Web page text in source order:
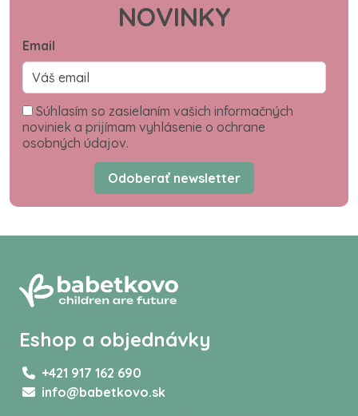
NOVINKY
Email
Súhlasím so zasielaním vašich informačných
noviniek a prijímam vyhlásenie o ochrane
osobných údajov.
Odoberať newsletter
Eshop a objednávky
+421 917 162 690
info@babetkovo.sk